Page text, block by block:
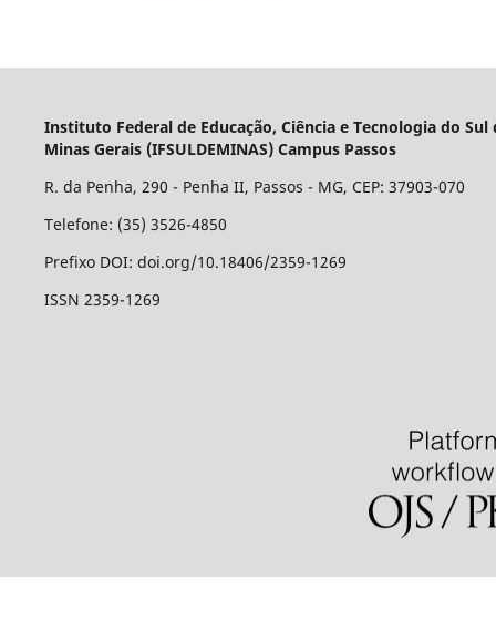
Instituto Federal de Educação, Ciência e Tecnologia do Sul
Minas Gerais (IFSULDEMINAS) Campus Passos
R. da Penha, 290 - Penha II, Passos - MG, CEP: 37903-070
Telefone: (35) 3526-4850
Prefixo DOI: doi.org/10.18406/2359-1269
ISSN 2359-1269